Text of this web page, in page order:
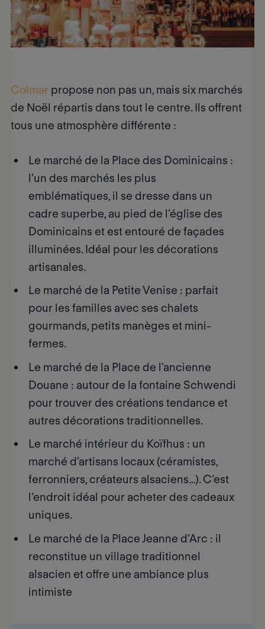
Colmar propose non pas un, mais six marchés
de Noël répartis dans tout le centre. Ils offrent
tous une atmosphère différente :
Le marché de la Place des Dominicains :
l'un des marchés les plus
emblématiques, il se dresse dans un
cadre superbe, au pied de l’église des
Dominicains et est entouré de façades
illuminées. Idéal pour les décorations
artisanales.
Le marché de la Petite Venise : parfait
pour les familles avec ses chalets
gourmands, petits manèges et mini-
fermes.
Le marché de la Place de l’ancienne
Douane : autour de la fontaine Schwendi
pour trouver des créations tendance et
autres décorations traditionnelles.
Le marché intérieur du Koïfhus : un
marché d’artisans locaux (céramistes,
ferronniers, créateurs alsaciens…). C’est
l’endroit idéal pour acheter des cadeaux
uniques.
Le marché de la Place Jeanne d’Arc : il
reconstitue un village traditionnel
alsacien et offre une ambiance plus
intimiste